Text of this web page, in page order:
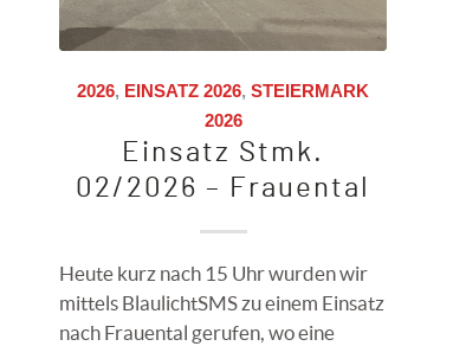
2026, EINSATZ 2026,STEIERMARK
2026
Einsatz Stmk.
02/2026 – Frauental
Heute kurz nach 15 Uhr wurden wir
mittels BlaulichtSMS zu einem Einsatz
nach Frauental gerufen, wo eine